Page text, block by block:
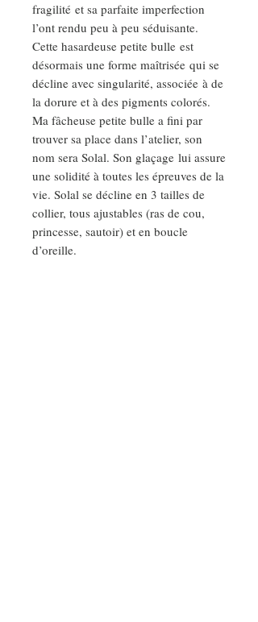
fragilité et sa parfaite imperfection
l’ont rendu peu à peu séduisante.
Cette hasardeuse petite bulle est
désormais une forme maîtrisée qui se
décline avec singularité, associée à de
la dorure et à des pigments colorés.
Ma fâcheuse petite bulle a fini par
trouver sa place dans l’atelier, son
nom sera Solal. Son glaçage lui assure
une solidité à toutes les épreuves de la
vie. Solal se décline en 3 tailles de
collier, tous ajustables (ras de cou,
princesse, sautoir) et en boucle
d’oreille.